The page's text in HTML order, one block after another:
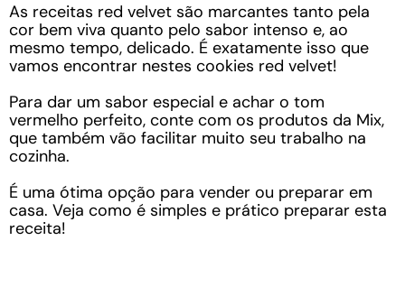
As receitas red velvet são marcantes tanto pela
cor bem viva quanto pelo sabor intenso e, ao
mesmo tempo, delicado. É exatamente isso que
vamos encontrar nestes cookies red velvet!
Para dar um sabor especial e achar o tom
vermelho perfeito, conte com os produtos da Mix,
que também vão facilitar muito seu trabalho na
cozinha.
É uma ótima opção para vender ou preparar em
casa. Veja como é simples e prático preparar esta
receita!